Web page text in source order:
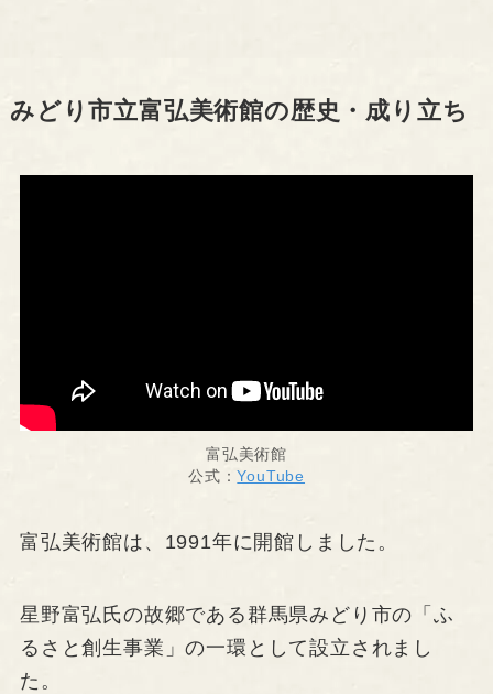
みどり市立富弘美術館の歴史・成り立ち
富弘美術館
公式：YouTube
富弘美術館は、1991年に開館しました。
星野富弘氏の故郷である群馬県みどり市の「ふ
るさと創生事業」の一環として設立されまし
た。